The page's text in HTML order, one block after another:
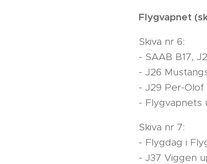
Flygvapnet
Skiva nr 6:
- SAAB B17,
- J26
- J29 Per-Olof
- Flygvapnets
Skiva nr 7:
- Flygdag i
- J37 Viggen